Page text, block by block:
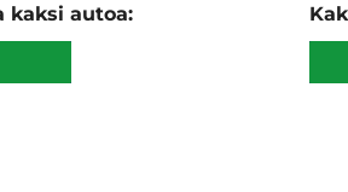
kaksi autoa: